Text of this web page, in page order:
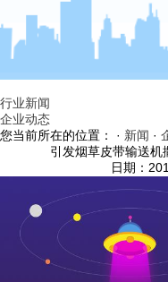
行业新闻
企业动态
您当前所在的位置： · 新闻 ·
引发烟草皮带输送机
日期：